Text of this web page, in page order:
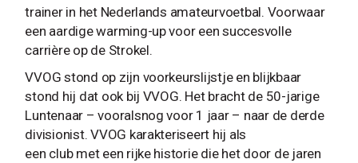
trainer in het Nederlands amateurvoetbal. Voorwaar
een aardige warming-up voor een succesvolle
carrière op de Strokel.
VVOG stond op zijn voorkeurslijstje en blijkbaar
stond hij dat ook bij VVOG. Het bracht de 50-jarige
Luntenaar – vooralsnog voor 1 jaar – naar de derde
divisionist. VVOG karakteriseert hij als
een club met een rijke historie die het door de jaren